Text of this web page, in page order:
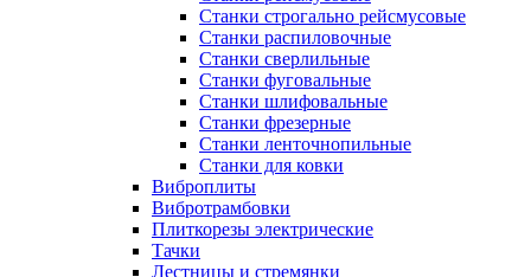
Станки строгально рейсмусовые
Станки распиловочные
Станки сверлильные
Станки фуговальные
Станки шлифовальные
Станки фрезерные
Станки ленточнопильные
Станки для ковки
Виброплиты
Вибротрамбовки
Плиткорезы электрические
Тачки
Лестницы и стремянки